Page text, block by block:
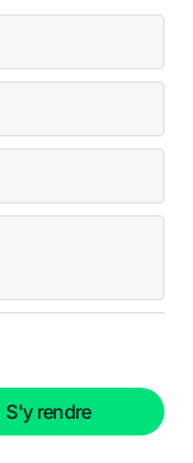
S'y rendre